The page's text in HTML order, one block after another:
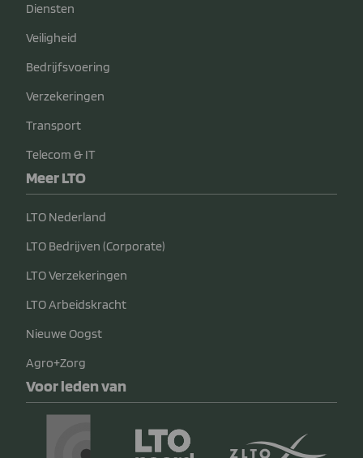
Diensten
Veiligheid
Bedrijfsvoering
Verzekeringen
Transport
Telecom & IT
Meer LTO
LTO Nederland
LTO Bedrijven (Corporate)
LTO Verzekeringen
LTO Arbeidskracht
Nieuwe Oogst
Agro+Zorg
Voor leden van